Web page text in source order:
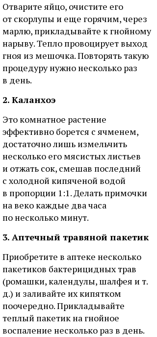
Отварите яйцо, очистите его
от скорлупы и еще горячим, через
марлю, прикладывайте к гнойному
нарыву. Тепло провоцирует выход
гноя из мешочка. Повторять такую
процедуру нужно несколько раз
в день.
2. Каланхоэ
Это комнатное растение
эффективно борется с ячменем,
достаточно лишь измельчить
несколько его мясистых листьев
и отжать сок, смешав последний
с холодной кипяченой водой
в пропорции 1:1. Делать примочки
на веко каждые два часа
по несколько минут.
3. Аптечный травяной пакетик
Приобретите в аптеке несколько
пакетиков бактерицидных трав
(ромашки, календулы, шалфея и т.
д.) и заливайте их кипятком
поочередно. Прикладывайте
теплый пакетик на гнойное
воспаление несколько раз в день.